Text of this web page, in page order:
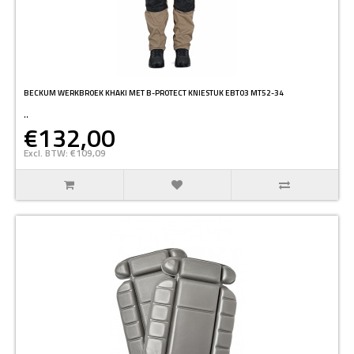
BECKUM WERKBROEK KHAKI MET B-PROTECT KNIESTUK EBT03 MT52-34
..
€132,00
Excl. BTW: €109,09